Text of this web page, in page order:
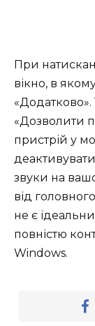
При
вікно, в
«Дозволити
пристрій у
звуки на
від
не є
повністю
Windows.